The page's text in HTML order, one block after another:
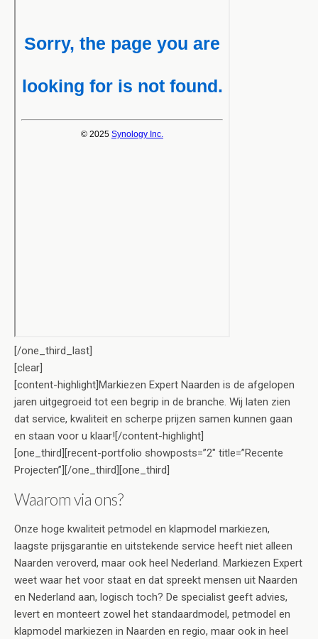
[/one_third_last]
[clear]
[content-highlight]Markiezen Expert Naarden is de afgelopen
jaren uitgegroeid tot een begrip in de branche. Wij laten zien
dat service, kwaliteit en scherpe prijzen samen kunnen gaan
en staan voor u klaar![/content-highlight]
[one_third][recent-portfolio showposts=”2″ title=”Recente
Projecten”][/one_third][one_third]
Waarom via ons?
Onze hoge kwaliteit petmodel en klapmodel markiezen,
laagste prijsgarantie en uitstekende service heeft niet alleen
Naarden veroverd, maar ook heel Nederland. Markiezen Expert
weet waar het voor staat en dat spreekt mensen uit Naarden
en Nederland aan, logisch toch? De specialist geeft advies,
levert en monteert zowel het standaardmodel, petmodel en
klapmodel markiezen in Naarden en regio, maar ook in heel